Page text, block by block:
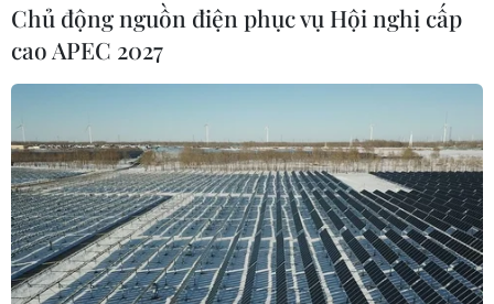
TIN CÙNG CHUYÊN MỤC
Bộ trưởng Bộ Quốc phòng Malaysia
thăm chính thức Việt Nam
06/08/2026 05:34
Việt Nam và Lào thúc đẩy hợp tác
Chủ động nguồn điện phục vụ Hội nghị cấp
cao APEC 2027